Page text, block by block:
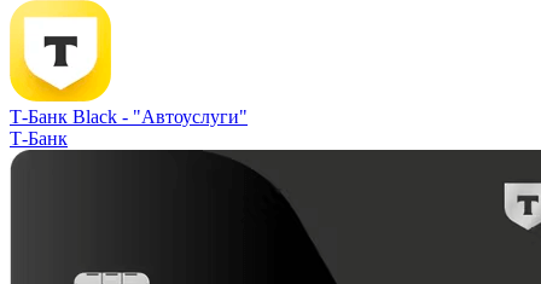
Т-Банк Black - "Автоуслуги"
Т-Банк